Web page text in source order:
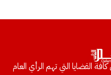
القضايا التي تهم الرأي العام